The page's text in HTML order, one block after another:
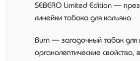
SEBERO Limited Edition —
линейки табака для кальяна
Burn — загадочный табак для
органолептические свойства,